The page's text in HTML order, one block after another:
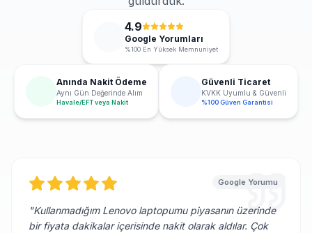
4.9
Google Yorumları
%100 En Yüksek Memnuniyet
Anında Nakit Ödeme
Aynı Gün Değerinde Alım
Havale/EFT veya Nakit
Güvenli Ticaret
KVKK Uyumlu & Güvenli
%100 Güven Garantisi
Google Yorumu
"Kullanmadığım Lenovo laptopumu piyasanın üzerinde
bir fiyata dakikalar içerisinde nakit olarak aldılar. Çok